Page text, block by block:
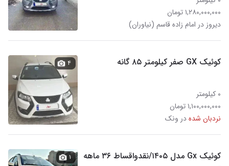
۱,۲۸۰,۰۰۰,۰۰۰ تومان
دیروز در امام زاده قاسم (نیاوران)
کوئیک GX صفر کیلومتر ۸۵ گانه
۰ کیلومتر
۱,۱۰۰,۰۰۰,۰۰۰ تومان
نردبان شدهدر ونک
۴
کوئیک Gx مدل ۱۴۰۵/نقدواقساط ۳۶ ماهه
۱